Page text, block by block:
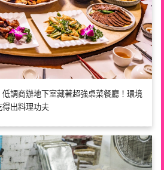
調商辦地下室藏著超強桌菜餐廳！環境
得出料理功夫